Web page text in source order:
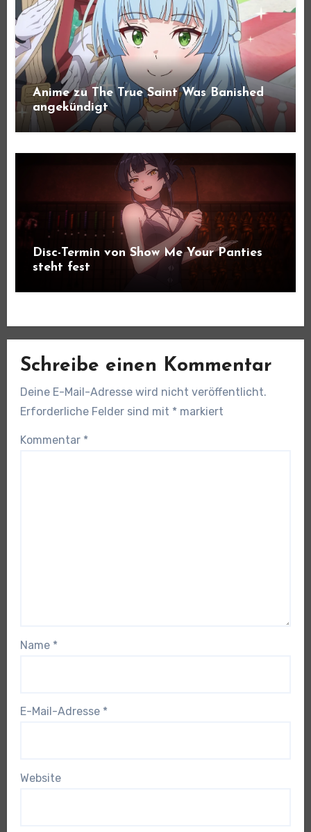
Anime zu The True Saint Was Banished
angekündigt
Disc-Termin von Show Me Your Panties
steht fest
Schreibe einen Kommentar
Deine E-Mail-Adresse wird nicht veröffentlicht.
Erforderliche Felder sind mit * markiert
Kommentar *
Name *
E-Mail-Adresse *
Website